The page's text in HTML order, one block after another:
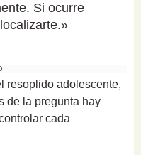
Si ocurre
resoplido adolescente,
de la pregunta hay
cada